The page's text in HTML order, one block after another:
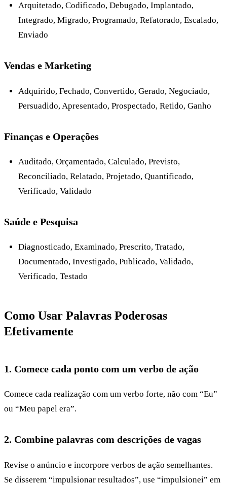
Arquitetado, Codificado, Debugado, Implantado,
Integrado, Migrado, Programado, Refatorado, Escalado,
Enviado
Vendas e Marketing
Adquirido, Fechado, Convertido, Gerado, Negociado,
Persuadido, Apresentado, Prospectado, Retido, Ganho
Finanças e Operações
Auditado, Orçamentado, Calculado, Previsto,
Reconciliado, Relatado, Projetado, Quantificado,
Verificado, Validado
Saúde e Pesquisa
Diagnosticado, Examinado, Prescrito, Tratado,
Documentado, Investigado, Publicado, Validado,
Verificado, Testado
Como Usar Palavras Poderosas
Efetivamente
1. Comece cada ponto com um verbo de ação
Comece cada realização com um verbo forte, não com “Eu”
ou “Meu papel era”.
2. Combine palavras com descrições de vagas
Revise o anúncio e incorpore verbos de ação semelhantes.
Se disserem “impulsionar resultados”, use “impulsionei” em